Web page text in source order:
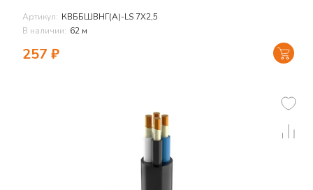
Артикул: КВББШВНГ(А)-LS 7Х2,5
В наличии: 62 м
257 ₽